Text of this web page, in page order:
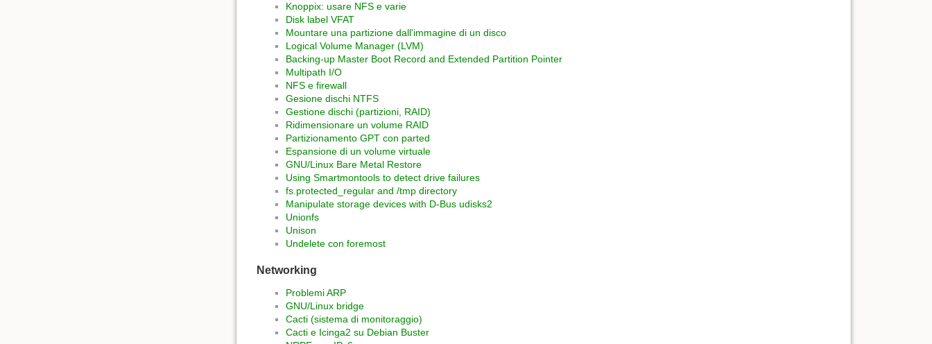
Knoppix: usare NFS e varie
Disk label VFAT
Mountare una partizione dall'immagine di un disco
Logical Volume Manager (LVM)
Backing-up Master Boot Record and Extended Partition Pointer
Multipath I/O
NFS e firewall
Gesione dischi NTFS
Gestione dischi (partizioni, RAID)
Ridimensionare un volume RAID
Partizionamento GPT con parted
Espansione di un volume virtuale
GNU/Linux Bare Metal Restore
Using Smartmontools to detect drive failures
fs.protected_regular and /tmp directory
Manipulate storage devices with D-Bus udisks2
Unionfs
Unison
Undelete con foremost
Networking
Problemi ARP
GNU/Linux bridge
Cacti (sistema di monitoraggio)
Cacti e Icinga2 su Debian Buster